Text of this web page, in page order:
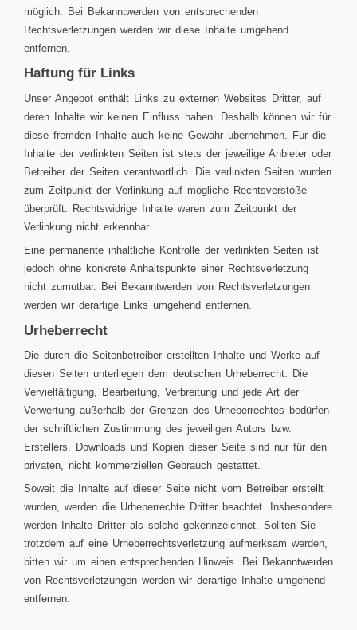
möglich. Bei Bekanntwerden von entsprechenden
Rechtsverletzungen werden wir diese Inhalte umgehend
entfernen.
Haftung für Links
Unser Angebot enthält Links zu externen Websites Dritter, auf
deren Inhalte wir keinen Einfluss haben. Deshalb können wir für
diese fremden Inhalte auch keine Gewähr übernehmen. Für die
Inhalte der verlinkten Seiten ist stets der jeweilige Anbieter oder
Betreiber der Seiten verantwortlich. Die verlinkten Seiten wurden
zum Zeitpunkt der Verlinkung auf mögliche Rechtsverstöße
überprüft. Rechtswidrige Inhalte waren zum Zeitpunkt der
Verlinkung nicht erkennbar.
Eine permanente inhaltliche Kontrolle der verlinkten Seiten ist
jedoch ohne konkrete Anhaltspunkte einer Rechtsverletzung
nicht zumutbar. Bei Bekanntwerden von Rechtsverletzungen
werden wir derartige Links umgehend entfernen.
Urheberrecht
Die durch die Seitenbetreiber erstellten Inhalte und Werke auf
diesen Seiten unterliegen dem deutschen Urheberrecht. Die
Vervielfältigung, Bearbeitung, Verbreitung und jede Art der
Verwertung außerhalb der Grenzen des Urheberrechtes bedürfen
der schriftlichen Zustimmung des jeweiligen Autors bzw.
Erstellers. Downloads und Kopien dieser Seite sind nur für den
privaten, nicht kommerziellen Gebrauch gestattet.
Soweit die Inhalte auf dieser Seite nicht vom Betreiber erstellt
wurden, werden die Urheberrechte Dritter beachtet. Insbesondere
werden Inhalte Dritter als solche gekennzeichnet. Sollten Sie
trotzdem auf eine Urheberrechtsverletzung aufmerksam werden,
bitten wir um einen entsprechenden Hinweis. Bei Bekanntwerden
von Rechtsverletzungen werden wir derartige Inhalte umgehend
entfernen.